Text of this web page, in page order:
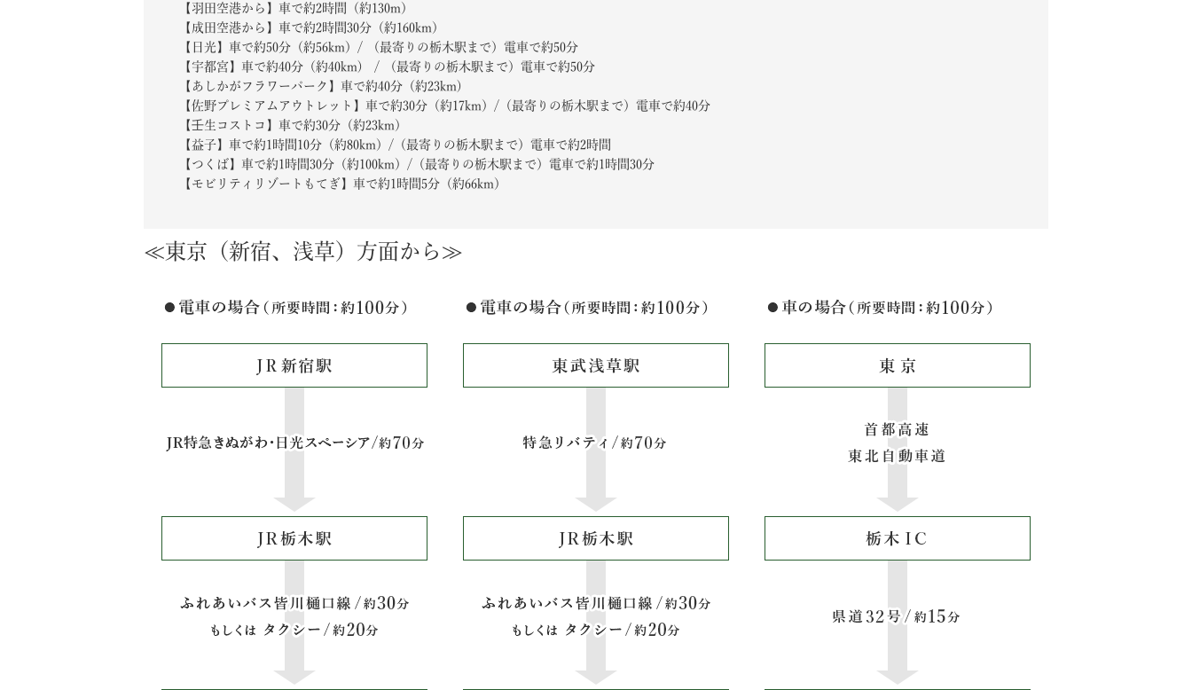
【羽田空港から】車で約2時間（約130m）
【成田空港から】車で約2時間30分（約160km）
【日光】車で約50分（約56km）/ （最寄りの栃木駅まで）電車で約50分
【宇都宮】車で約40分（約40km) / （最寄りの栃木駅まで）電車で約50分
【あしかがフラワーパーク】車で約40分（約23km)
【佐野プレミアムアウトレット】車で約30分（約17km）/（最寄りの栃木駅まで）電車で約40分
【壬生コストコ】車で約30分（約23km）
【益子】車で約1時間10分（約80km）/（最寄りの栃木駅まで）電車で約2時間
【つくば】車で約1時間30分（約100km）/（最寄りの栃木駅まで）電車で約1時間30分
【モビリティリゾートもてぎ】車で約1時間5分（約66km）
≪東京（新宿、浅草）方面から≫